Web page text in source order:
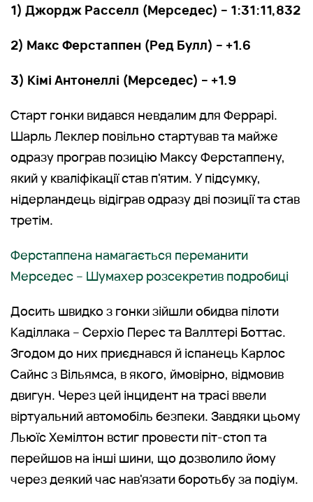
1) Джордж Расселл (Мерседес) – 1:31:11,832
2) Макс Ферстаппен (Ред Булл) – +1.6
3) Кімі Антонеллі (Мерседес) – +1.9
Старт гонки видався невдалим для Феррарі.
Шарль Леклер повільно стартував та майже
одразу програв позицію Максу Ферстаппену,
який у кваліфікації став п'ятим. У підсумку,
нідерландець відіграв одразу дві позиції та став
третім.
Ферстаппена намагається переманити
Мерседес – Шумахер розсекретив подробиці
Досить швидко з гонки зійшли обидва пілоти
Каділлака – Серхіо Перес та Валлтері Боттас.
Згодом до них приєднався й іспанець Карлос
Сайнс з Вільямса, в якого, ймовірно, відмовив
двигун. Через цей інцидент на трасі ввели
віртуальний автомобіль безпеки. Завдяки цьому
Льюїс Хемілтон встиг провести піт-стоп та
перейшов на інші шини, що дозволило йому
через деякий час нав'язати боротьбу за подіум.